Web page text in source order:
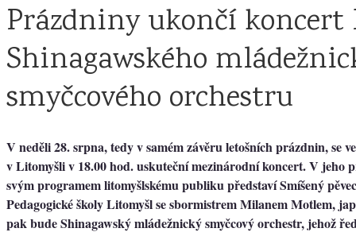
Prázdniny ukončí koncert
Shinagawského
smyčcového orchestru
V neděli 28. srpna, tedy v samém závěru letošních prázdnin, se
v Litomyšli v 18.00 hod. uskuteční mezinárodní koncert. V jeho
svým programem litomyšlskému publiku představí Smíšený
Pedagogické školy Litomyšl se sbormistrem Milanem Motlem,
pak bude Shinagawský mládežnický smyčcový orchestr, jehož